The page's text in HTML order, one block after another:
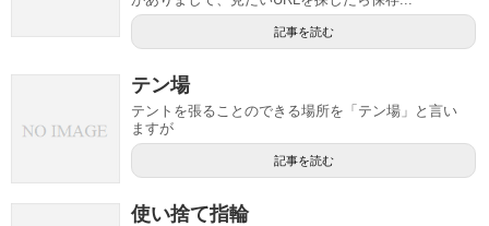
記事を読む
テン場
テントを張ることのできる場所を「テン場」と言い
ますが
記事を読む
使い捨て指輪